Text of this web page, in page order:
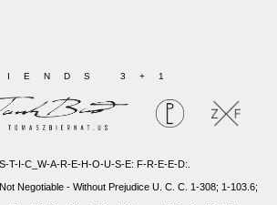
3+1
T-I-C_W-A-R-E-H-O-U-S-E: F-R-E-E-D:.
Negotiable - Without Prejudice U. C. C. 1-308; 1-103.6;